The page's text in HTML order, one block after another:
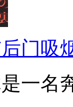
门吸
一名